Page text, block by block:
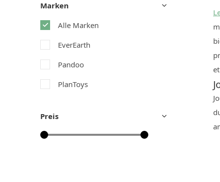
Marken
Alle Marken
EverEarth
Pandoo
PlanToys
Preis